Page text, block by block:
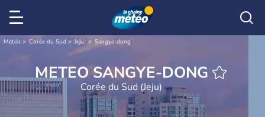
Météo Corée du Sud Jeju Sangye-dong
METEO SANGYE-DONG
Corée du Sud (Jeju)